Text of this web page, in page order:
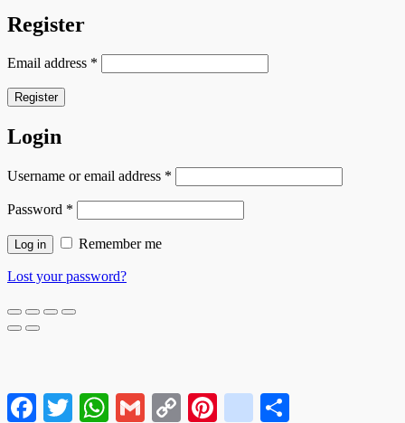
FacebookTwitter WhatsApp
Gmail
Copy
Link
Pinterestgoogle_bookmarks
Register
Email address *
Register
Login
Username or email address *
Password *
Log in Remember me
Lost your password?